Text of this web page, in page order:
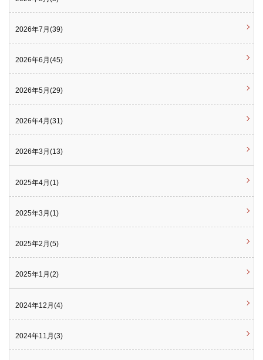
2026年7月(39)
2026年6月(45)
2026年5月(29)
2026年4月(31)
2026年3月(13)
2025年4月(1)
2025年3月(1)
2025年2月(5)
2025年1月(2)
2024年12月(4)
2024年11月(3)